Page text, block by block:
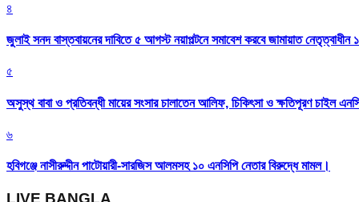
৪
জুলাই সনদ বাস্তবায়নের দাবিতে ৫ আগস্ট নয়াপল্টনে সমাবেশ করবে জামায়াত নেতৃত্বাধীন
৫
অসুস্থ বাবা ও প্রতিবন্ধী মায়ের সংসার চালাতেন আলিফ, চিকিৎসা ও ক্ষতিপূরণ চাইল
৬
হবিগঞ্জে নাসীরুদ্দীন পাটোয়ারী-সারজিস আলমসহ ১০ এনসিপি নেতার বিরুদ্ধে মামল।